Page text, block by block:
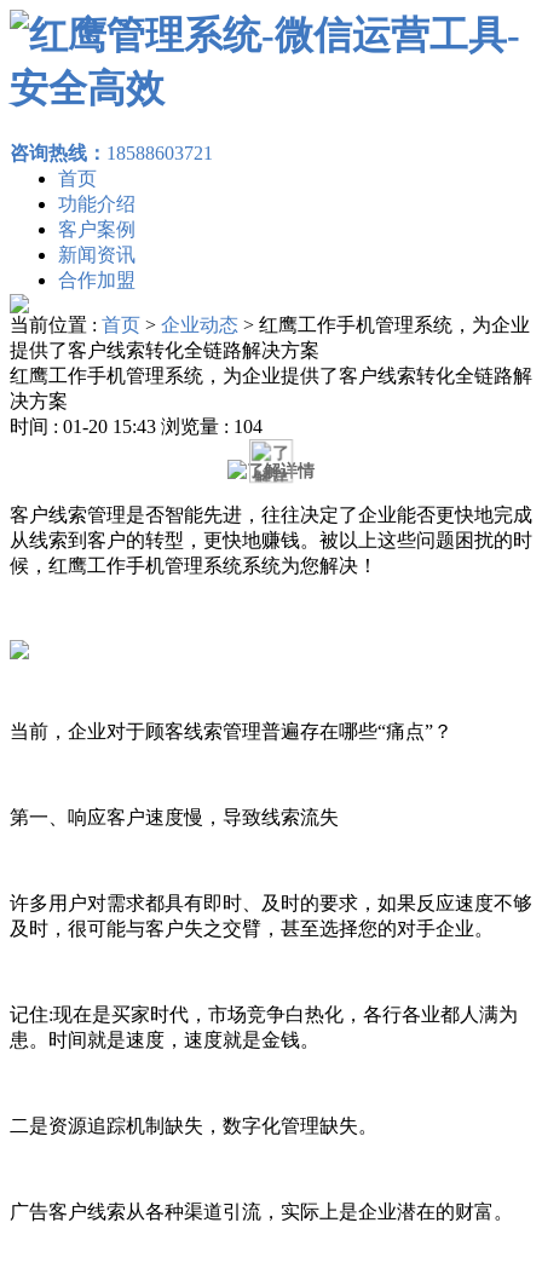
咨询热线： 18588603721
首页
功能介绍
客户案例
新闻资讯
合作加盟
当前位置 : 首页 > 企业动态 > 红鹰工作手机管理系统，为企业
提供了客户线索转化全链路解决方案
红鹰工作手机管理系统，为企业提供了客户线索转化全链路解
决方案
时间 : 01-20 15:43 浏览量 : 104
客户线索管理是否智能先进，往往决定了企业能否更快地完成
从线索到客户的转型，更快地赚钱。被以上这些问题困扰的时
候，红鹰工作手机管理系统系统为您解决！
当前，企业对于顾客线索管理普遍存在哪些“痛点”？
第一、响应客户速度慢，导致线索流失
许多用户对需求都具有即时、及时的要求，如果反应速度不够
及时，很可能与客户失之交臂，甚至选择您的对手企业。
记住:现在是买家时代，市场竞争白热化，各行各业都人满为
患。时间就是速度，速度就是金钱。
二是资源追踪机制缺失，数字化管理缺失。
广告客户线索从各种渠道引流，实际上是企业潜在的财富。